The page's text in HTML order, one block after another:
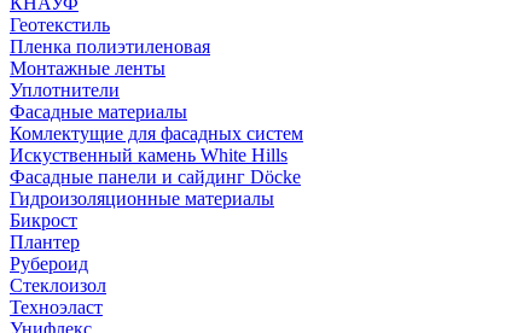
Геотекстиль
Пленка полиэтиленовая
Монтажные ленты
Уплотнители
Фасадные материалы
Комлектущие для фасадных систем
Искуственный камень White Hills
Фасадные панели и сайдинг Döcke
Гидроизоляционные материалы
Бикрост
Плантер
Рубероид
Стеклоизол
Техноэласт
Унифлекс